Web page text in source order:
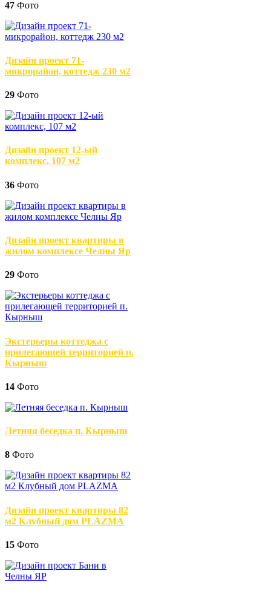
47 Фото
Дизайн проект 71-
микрорайон, коттедж 230 м2
29 Фото
Дизайн проект 12-ый
комплекс, 107 м2
36 Фото
Дизайн проект квартиры в
жилом комплексе Челны Яр
29 Фото
Экстерьеры коттеджа с
прилегающей территорией п.
Кырныш
14 Фото
Летняя беседка п. Кырныш
8 Фото
Дизайн проект квартиры 82
м2 Клубный дом PLAZMA
15 Фото